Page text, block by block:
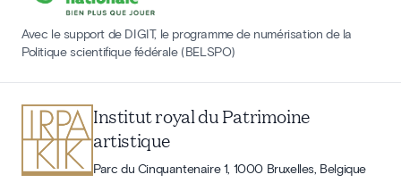
Avec le support de DIGIT, le programme de numérisation de la
Politique scientifique fédérale (BELSPO)
Institut royal du Patrimoine
artistique
Parc du Cinquantenaire 1, 1000 Bruxelles, Belgique